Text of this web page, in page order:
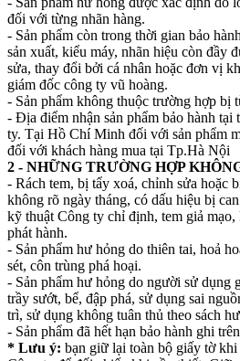
đối với từng nhãn hàng.
- Sản phẩm còn trong thời gian bảo
sản xuất, kiểu máy, nhãn hiệu còn đầy
sửa, thay đổi bởi cá nhân hoặc đơn vị
giám đốc công ty vũ hoàng.
- Sản phẩm không thuộc trường hợp bị
- Địa điểm nhận sản phẩm bảo hành
ty. Tại Hồ Chí Minh đối với sản phẩm
đối với khách hàng mua tại Tp.Hà Nội
2 - NHỮNG TRƯỜNG HỢP
- Rách tem, bị tẩy xoá, chỉnh sửa hoặc
không rõ ngày tháng, có dấu hiệu bị
kỹ thuật Công ty chỉ định, tem giả
phát hành.
- Sản phẩm hư hỏng do thiên tai, hoả
sét, côn trùng phá hoại.
- Sản phẩm hư hỏng do người sử dụng
trầy sướt, bể, đập phá, sử dụng sai
trì, sử dụng không tuân thủ theo sách
- Sản phẩm đã hết hạn bảo hành ghi
* Lưu ý: bạn giữ lại toàn bộ giấy tờ